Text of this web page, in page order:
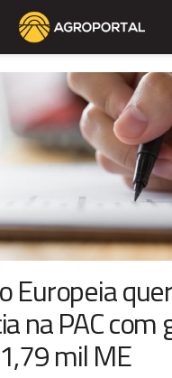
Europeia
na PAC com
mil ME